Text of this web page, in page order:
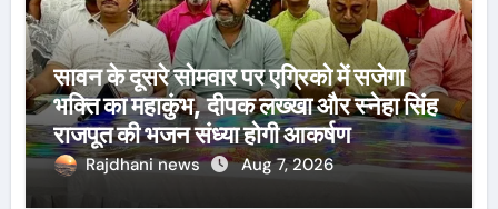
सावन के दूसरे सोमवार पर एग्रिको में सजेगा
भक्ति का महाकुंभ, दीपक लख्खा और स्नेहा सिंह
राजपूत की भजन संध्या होगी आकर्षण
Rajdhani news Aug 7, 2026